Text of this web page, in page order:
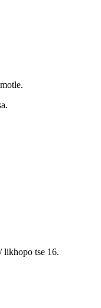
likhopo tse 16.